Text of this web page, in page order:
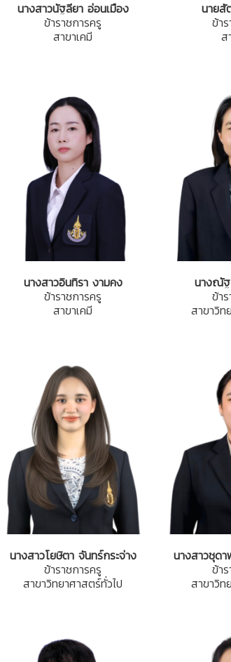
นางสาวนัฐลียา อ่อนเมือง
ข้าราชการครู
สาขาเคมี
นายสั
ข้า
ส
นางสาวอินทิรา งามคง
ข้าราชการครู
สาขาเคมี
นางณั
ข้า
สาขาวิท
นางสาวโยษิตา จันทร์กระจ่าง
ข้าราชการครู
สาขาวิทยาศาสตร์ทั่วไป
นางสาวชุด
ข้า
สาขาวิท